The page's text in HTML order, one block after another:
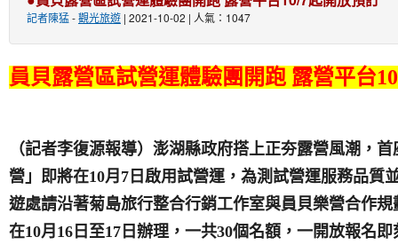
記者陳猛-觀光旅遊 | 2021-10-02 | 人氣：1047
員貝露營區試營運體驗團開跑 露營平台10
（記者李復源報導）澎湖縣政府搭上正夯露營風潮，
營」即將在10月7日啟用試營運，為測試營運服務品質
遊處請沿著菊島旅行整合行銷工作室與員貝樂營合作
在10月16日至17日辦理，一共30個名額，一開放報名